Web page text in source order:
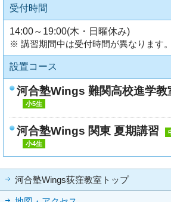
受付時間
14:00～19:00(木・日曜休み)
※ 講習期間中は受付時間が異なります。
設置コース
河合塾Wings 難関高校進学教
小5生
河合塾Wings 関東 夏期講習
小4生
河合塾Wings荻窪教室トップ